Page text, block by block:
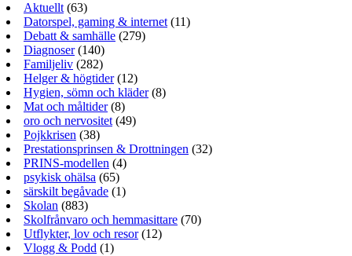
Aktuellt (63)
Datorspel, gaming & internet (11)
Debatt & samhälle (279)
Diagnoser(140)
Familjeliv (282)
Helger & högtider(12)
Hygien, sömn och kläder(8)
Mat och måltider(8)
oro och nervositet (49)
Pojkkrisen (38)
Prestationsprinsen & Drottningen (32)
PRINS-modellen (4)
psykisk ohälsa (65)
särskilt begåvade (1)
Skolan (883)
Skolfrånvaro och hemmasittare (70)
Utflykter, lov och resor(12)
Vlogg & Podd (1)